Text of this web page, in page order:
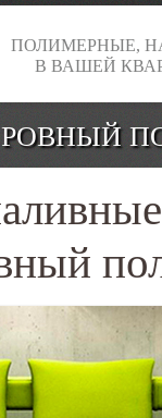
ПОЛИМЕРНЫЕ,
В ВАШЕЙ